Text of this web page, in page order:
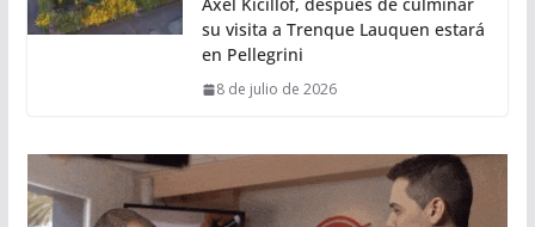
su visita a Trenque Lauquen estará
en Pellegrini
8 de julio de 2026